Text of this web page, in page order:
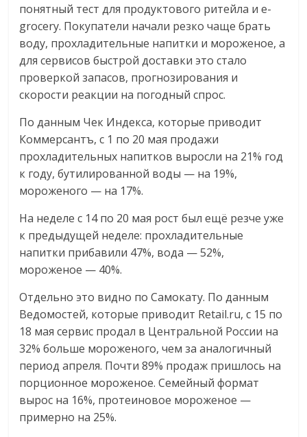
понятный тест для продуктового ритейла и e-
grocery. Покупатели начали резко чаще брать
воду, прохладительные напитки и мороженое, а
для сервисов быстрой доставки это стало
проверкой запасов, прогнозирования и
скорости реакции на погодный спрос.
По данным Чек Индекса, которые приводит
Коммерсантъ, с 1 по 20 мая продажи
прохладительных напитков выросли на 21% год
к году, бутилированной воды — на 19%,
мороженого — на 17%.
На неделе с 14 по 20 мая рост был ещё резче уже
к предыдущей неделе: прохладительные
напитки прибавили 47%, вода — 52%,
мороженое — 40%.
Отдельно это видно по Самокату. По данным
Ведомостей, которые приводит Retail.ru, с 15 по
18 мая сервис продал в Центральной России на
32% больше мороженого, чем за аналогичный
период апреля. Почти 89% продаж пришлось на
порционное мороженое. Семейный формат
вырос на 16%, протеиновое мороженое —
примерно на 25%.